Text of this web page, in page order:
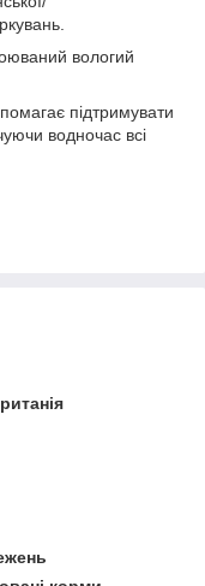
вологий
підтримувати
водночас всі